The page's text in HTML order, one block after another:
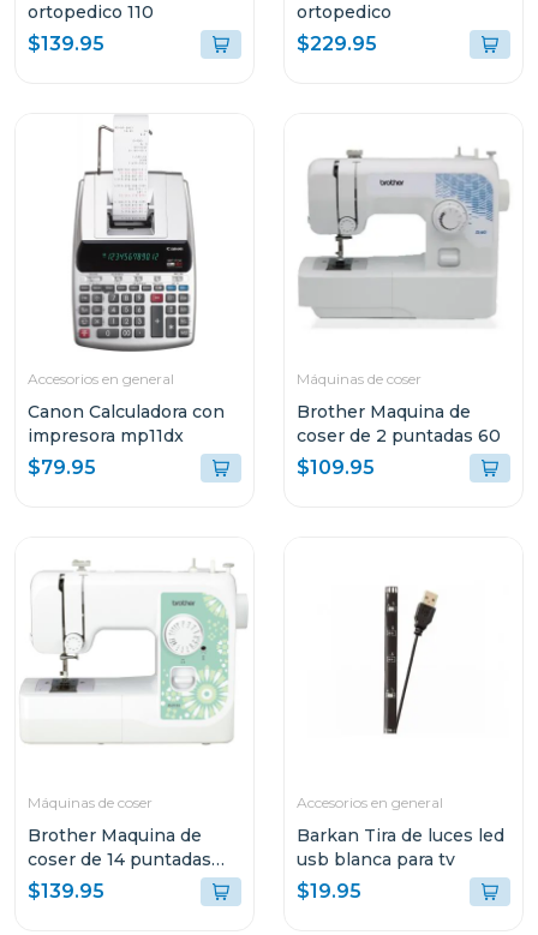
ortopedico 110
$139.95
ortopedico
$229.95
Accesorios en general
Canon Calculadora con
impresora mp11dx
$79.95
Máquinas de coser
Brother Maquina de
coser de 2 puntadas 60
$109.95
Máquinas de coser
Brother Maquina de
coser de 14 puntadas
2135
$139.95
Accesorios en general
Barkan Tira de luces led
usb blanca para tv
$19.95